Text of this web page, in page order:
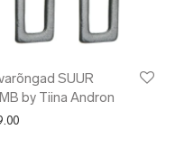
SUUR
by Tiina Andron